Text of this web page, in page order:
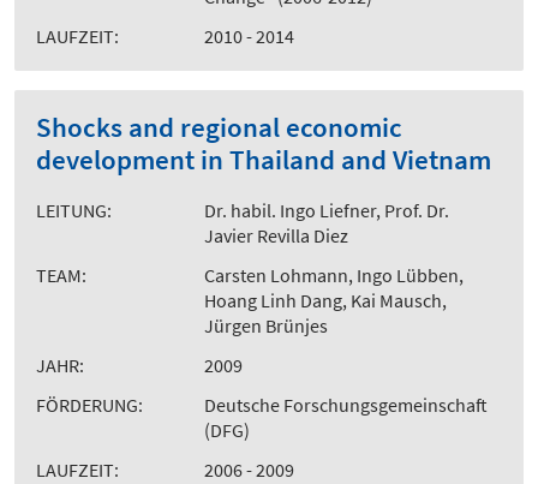
LAUFZEIT:
2010 - 2014
Shocks and regional economic
development in Thailand and Vietnam
LEITUNG:
Dr. habil. Ingo Liefner, Prof. Dr.
Javier Revilla Diez
TEAM:
Carsten Lohmann, Ingo Lübben,
Hoang Linh Dang, Kai Mausch,
Jürgen Brünjes
JAHR:
2009
FÖRDERUNG:
Deutsche Forschungsgemeinschaft
(DFG)
LAUFZEIT:
2006 - 2009